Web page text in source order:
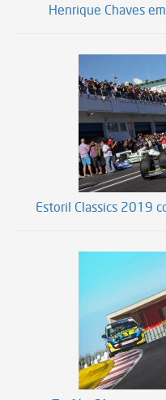
Henrique Chaves
Estoril Classics 2019